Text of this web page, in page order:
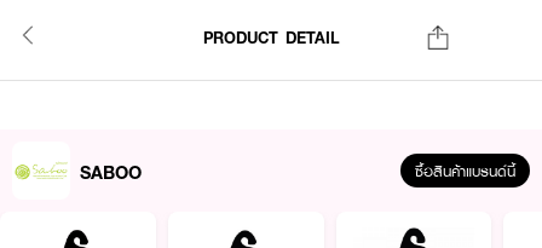
PRODUCT DETAIL
SABOO ซื้อสินค้าแบรนด์นี้